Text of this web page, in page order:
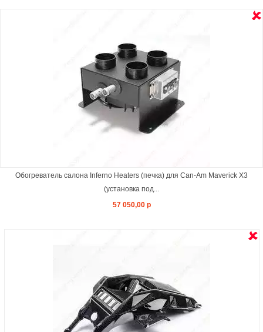
Обогреватель салона Inferno Heaters (печка) для Can-Am Maverick X3
(установка под...
57 050,00 р